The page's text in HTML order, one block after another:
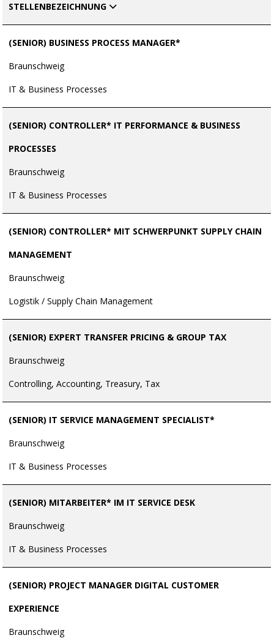
STELLENBEZEICHNUNG
(SENIOR) BUSINESS PROCESS MANAGER*
Braunschweig
IT & Business Processes
(SENIOR) CONTROLLER* IT PERFORMANCE & BUSINESS
PROCESSES
Braunschweig
IT & Business Processes
(SENIOR) CONTROLLER* MIT SCHWERPUNKT SUPPLY CHAIN
MANAGEMENT
Braunschweig
Logistik / Supply Chain Management
(SENIOR) EXPERT TRANSFER PRICING & GROUP TAX
Braunschweig
Controlling, Accounting, Treasury, Tax
(SENIOR) IT SERVICE MANAGEMENT SPECIALIST*
Braunschweig
IT & Business Processes
(SENIOR) MITARBEITER* IM IT SERVICE DESK
Braunschweig
IT & Business Processes
(SENIOR) PROJECT MANAGER DIGITAL CUSTOMER
EXPERIENCE
Braunschweig